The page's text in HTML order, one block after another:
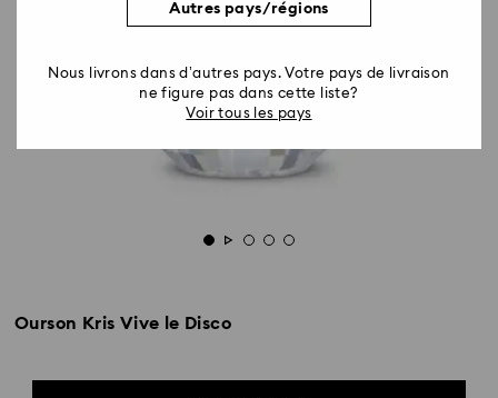
Ourson Kris Vive le Disco
Autres pays/régions
Nous livrons dans d’autres pays. Votre pays de livraison
ne figure pas dans cette liste?
Voir tous les pays